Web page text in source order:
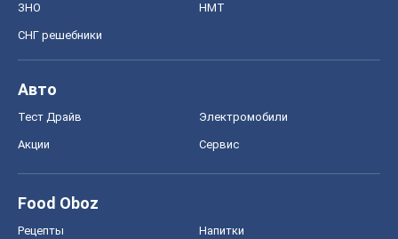
ЗНО НМТ
СНГ решебники
Авто
Тест Драйв Электромобили
Акции Сервис
Food Oboz
Рецепты Напитки